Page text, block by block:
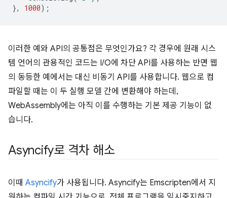
},
1000);
이러한 예와 API의 공통점은 무엇인가요? 각 경우에 원래 시스
템 언어의 관용적인 코드는 I/O에 차단 API를 사용하는 반면 웹
의 동등한 예에서는 대신 비동기 API를 사용합니다. 웹으로 컴
파일할 때는 이 두 실행 모델 간에 변환해야 하는데,
WebAssembly에는 아직 이를 수행하는 기본 제공 기능이 없
습니다.
Asyncify로 격차 해소
이때 Asyncify가 사용됩니다. Asyncify는 Emscripten에서 지